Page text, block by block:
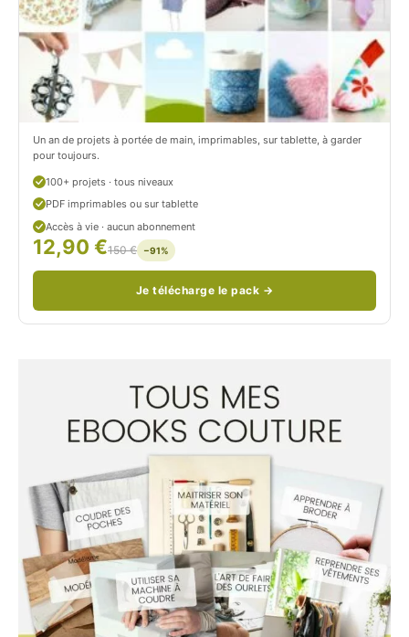
o
n
/
r
o
n
u
/
Un an de projets à portée de main, imprimables, sur tablette, à garder
pour toujours.
100+ projets · tous niveaux
PDF imprimables ou sur tablette
Accès à vie · aucun abonnement
12,90 €150 € −91%
Je télécharge le pack →